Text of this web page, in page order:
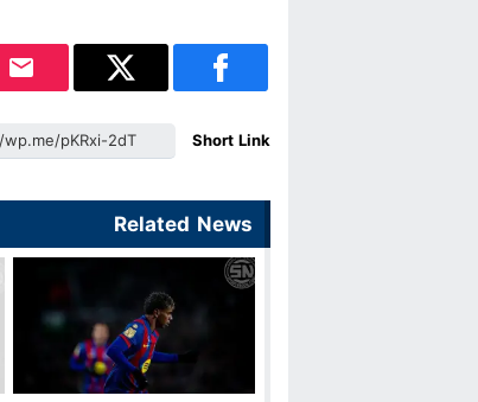
Short Link
Related News